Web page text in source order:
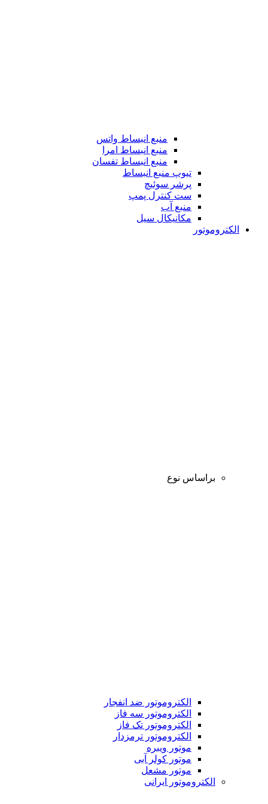
منبع انبساط واتس
منبع انبساط امرا
منبع انبساط تفسان
تیوپ منبع انبساط
پرشر سوئیچ
ست کنترل پمپ
منبع آب
مکانیکال سیل
الکتروموتور
براساس نوع
الکتروموتور ضد انفجار
الکتروموتور سه فاز
الکتروموتور تک فاز
الکتروموتور ترمزدار
موتور ویبره
موتور کولر آبی
موتور مشعل
الکتروموتور ایرانی